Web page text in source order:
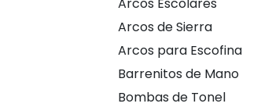
Arcos de Sierra
Arcos para Escofina
Barrenitos de Mano
Bombas de Tonel